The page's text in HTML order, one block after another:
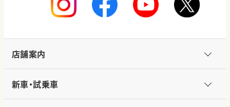
店舗案内
新車・試乗車